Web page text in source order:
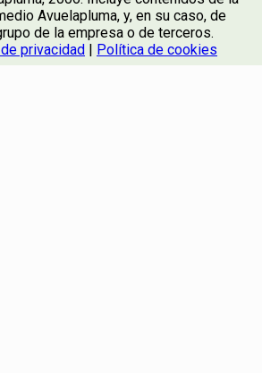
Avuelapluma, y, en su caso, de
de la empresa o de terceros.
privacidad Política de cookies